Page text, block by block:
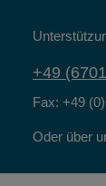
+49
Fax: +49
Oder über